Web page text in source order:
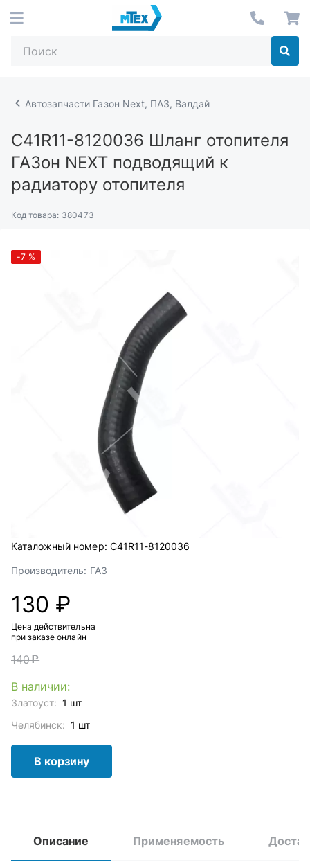
Автозапчасти Газон Next, ПАЗ, Валдай
С41R11-8120036 Шланг отопителя
ГАЗон NEXT подводящий к
радиатору отопителя
Код товара: 380473
-7 %
Каталожный номер: С41R11-8120036
Производитель: ГАЗ
130 ₽
Цена действительна
при заказе онлайн
140c
В наличии:
Златоуст: 1 шт
Челябинск: 1 шт
В корзину
Описание Применяемость